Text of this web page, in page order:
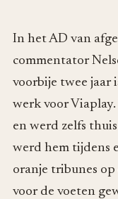
In het AD van
commentator
voorbije twee jaar
werk voor
en werd zelfs
werd hem tijdens
oranje tribunes
voor de voeten